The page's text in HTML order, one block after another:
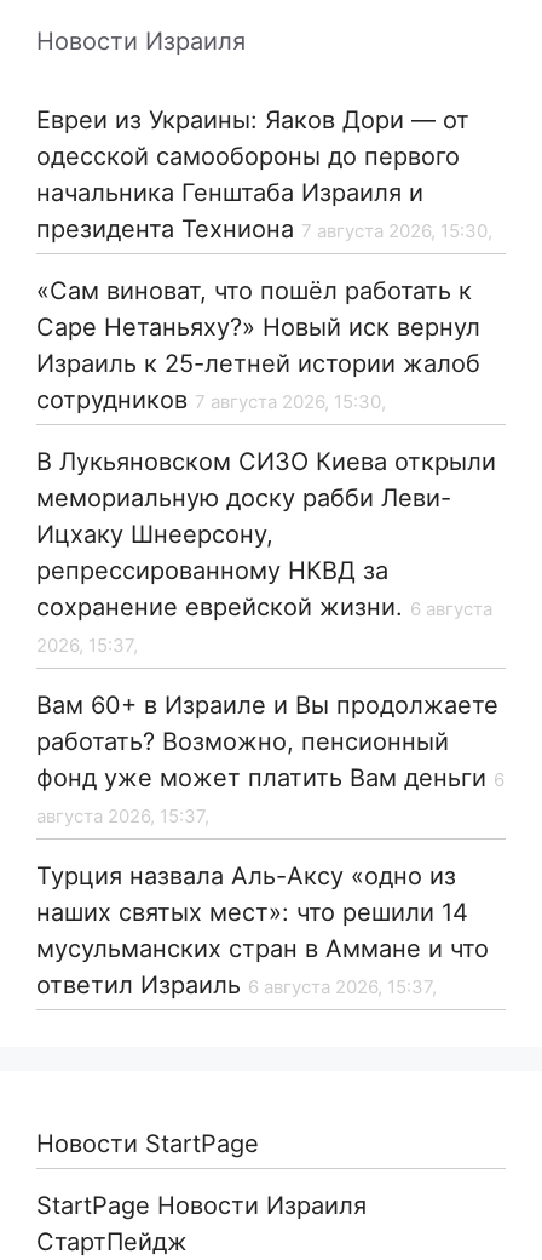
Новости Израиля
Евреи из Украины: Яаков Дори — от
одесской самообороны до первого
начальника Генштаба Израиля и
президента Техниона 7 августа 2026, 15:30,
«Сам виноват, что пошёл работать к
Саре Нетаньяху?» Новый иск вернул
Израиль к 25-летней истории жалоб
сотрудников 7 августа 2026, 15:30,
В Лукьяновском СИЗО Киева открыли
мемориальную доску рабби Леви-
Ицхаку Шнеерсону,
репрессированному НКВД за
сохранение еврейской жизни. 6 августа
2026, 15:37,
Вам 60+ в Израиле и Вы продолжаете
работать? Возможно, пенсионный
фонд уже может платить Вам деньги 6
августа 2026, 15:37,
Турция назвала Аль-Аксу «одно из
наших святых мест»: что решили 14
мусульманских стран в Аммане и что
ответил Израиль 6 августа 2026, 15:37,
Новости StartPage
StartPage Новости Израиля
СтартПейдж